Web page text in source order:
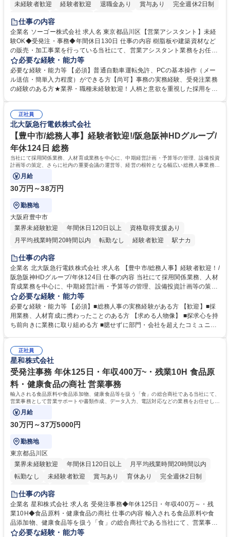
未経験者歓迎
経験者歓迎 退職金あり 賞与あり
完全週休2日制
交通費支給
仕事の内容
企業名 ソーゴー株式会社 求人名 東京都品川区【営業アシスタント】未経
験OK◆受発注・事務◆年間休日130日 仕事の内容 樹脂板や建築資材など
の販売・加工事業を行っている当社にて、営業アシスタント業務をお任せ
いたします。注文対応やWebデータの出力、各所への発注・加工依頼のほ
か、電話・メール対応等の事務業務を担当します。 ■受注・発注業務：FA
Xによる注文対応、Web発注データのプリントアウト、各仕入先・協力会
社への発注および加工依頼等 ■納品書・請求書の作成および発送手配 ■商
当社の指定する業務 募集職種 東京都品川区【営業アシスタント】未経験O
K◆受発注・事務◆年間休日130日
必要な経験・能力等
必要な経験・能力等 【必須】普通自動車運転免許、PCの基本操作（メー
ル送信・簡単入力程度）ができる方【尚可】事務の実務経験、受発注業務
の経験のある方★業界・職種未経験歓迎！人柄と意欲を重視した採用を行
変化に臨機応変かつ柔軟に対応できる方、約束を守り正確に作業を進めら
れる方を求めています。高度なPCスキルや関数知識は一切不要です。丁
寧な指導体制が整っているため、安心してお仕事をスタートしていただけ
ます。 学歴・資格 学歴：大学院 大学 高専 短大 専修学校 高校 語学力：
資格：
正社員
北大阪急行電鉄株式会社
【豊中市/総務人事】経験者歓迎!/阪急阪神HDグループ/
年休124日 総務
当社にて採用関係業務、人材育成業務を中心に、中期経営計画・予算等の管理、設備投資
計画等の策定、さらに社内の重要会議の運営等、経営の根幹となる幅広い総務人事業務全
般を担当していただきます。
月給
30万円～38万円
勤務地
大阪府豊中市
業界未経験歓迎
年間休日120日以上
資格取得支援あり
月平均残業時間20時間以内
転勤なし 経験者歓迎
駅ナカ
退職金あり
土日祝休み
服装自由 昼食補助あり 食事補助あり
仕事の内容
企業名 北大阪急行電鉄株式会社 求人名 【豊中市/総務人事】経験者歓迎！/
阪急阪神HDグループ/年休124日 仕事の内容 当社にて採用関係業務、人材
育成業務を中心に、中期経営計画・予算等の管理、設備投資計画等の策
定、さらに社内の重要会議の運営等、経営の根幹となる幅広い総務人事業
務全般を担当していただきます。 【主な業務内容】 ■採用関係業務および
人材育成(社員研修)業務の推進 ■中期経営計画および予算等の管理 ■設備
投資計画等の策定 ■社内の重要会議の運営 ■その他総務人事業務全般 【入
務人事】経験者歓迎！/阪急阪神HDグループ/年休124日
必要な経験・能力等
必要な経験・能力等 【必須】■総務人事の実務経験がある方 【歓迎】■採
用業務、人材育成に携わったことのある方 【求める人物像】 ■探求心を持
ち前向きに業務に取り組める方 ■臆せずに部門・会社を超えたコミュニケ
囲のメンバーと協調しつつ主体性を持って能動的に業務を推進できる方 学
歴・資格 学歴：大学院 大学 高専 短大 専修学校 高校 語学力： 資格：
正社員
星和株式会社
受発注事務 年休125日・年収400万~・残業10H 食品原
料・健康食品の商社 営業事務
輸入される食品原料や食品添加物、健康食品等を扱う「食」の総合商社である当社にて、
営業事務として営業サポートや書類作成、データ入力、電話対応などの業務をお任せしま
す。
月給
30万円～37万5000円
勤務地
東京都品川区
業界未経験歓迎
年間休日120日以上
月平均残業時間20時間以内
転勤なし
未経験者歓迎 賞与あり 育休あり
完全週休2日制
交通費支給
仕事の内容
企業名 星和株式会社 求人名 受発注事務◆年休125日・年収400万～・残
業10H◆食品原料・健康食品の商社 仕事の内容 輸入される食品原料や食
品添加物、健康食品等を扱う「食」の総合商社である当社にて、営業事務
として営業サポートや書類作成、データ入力、電話対応などの業務をお任
必要な経験・能力等